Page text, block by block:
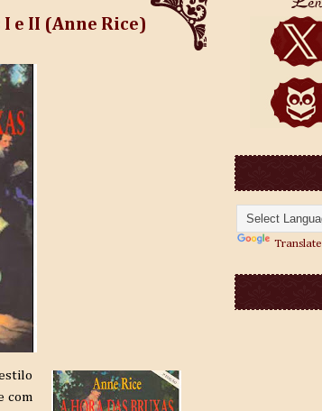
I e II (Anne Rice)
com
Translate